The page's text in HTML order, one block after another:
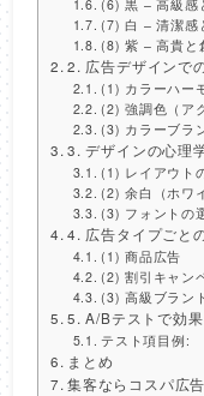
(6) 黒 – 高級感
(7) 白 – 清潔感
(8) 紫 – 高貴と
2. 広告デザインで
(1) カラーハー
(2) 強調色（ア
(3) カラーブラ
3. デザインの心理
(1) レイアウト
(2) 余白（ホワ
(3) フォントの
4. 広告タイプごと
(1) 商品広告
(2) 割引キャン
(3) 高級ブラン
5. A/Bテストで効
テスト項目例:
まとめ
集客ならコスパ広